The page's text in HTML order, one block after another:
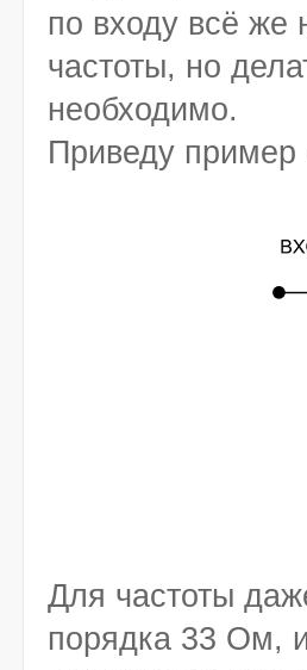
по входу всё же
частоты, но
необходимо.
Приведу
Для частоты
порядка 33 Ом,